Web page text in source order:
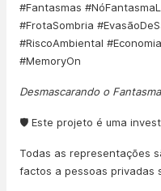
#Fantasmas
#FrotaSombria
#RiscoAmbiental
#MemoryOn
Desmascarando o
🛡️ Este projeto é uma
Todas as representações
factos a pessoas privadas